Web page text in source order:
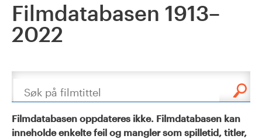
Filmdatabasen 1913–
2022
Søk
Filmdatabasen oppdateres ikke. Filmdatabasen kan
inneholde enkelte feil og mangler som spilletid, titler,